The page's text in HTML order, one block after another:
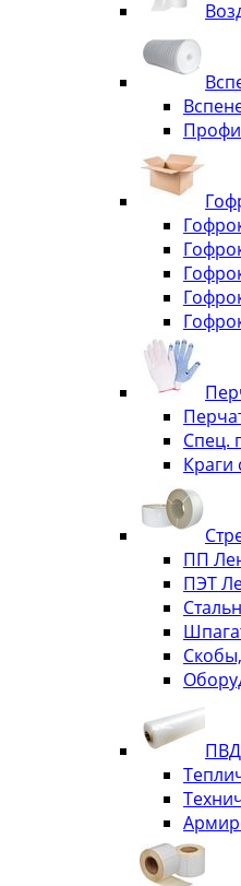
Спец.
Краги
ПП
ПЭТ